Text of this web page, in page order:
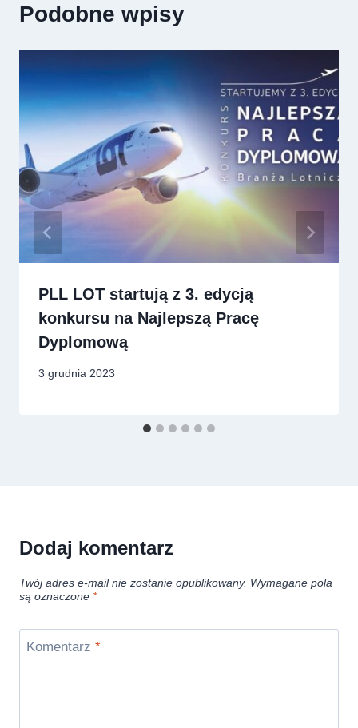
Podobne wpisy
PLL LOT startują z 3. edycją
konkursu na Najlepszą Pracę
Dyplomową
3 grudnia 2023
Dodaj komentarz
Twój adres e-mail nie zostanie opublikowany. Wymagane pola
są oznaczone *
Komentarz *